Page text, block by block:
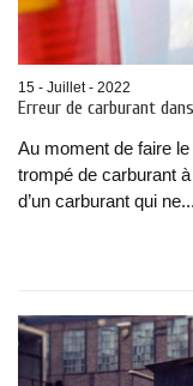
15 - Juillet - 2022
Erreur de carburant
Au moment de faire
trompé de carburant
d’un carburant qui ne...